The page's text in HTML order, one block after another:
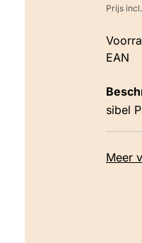
Prijs
EAN
sibel
Meer